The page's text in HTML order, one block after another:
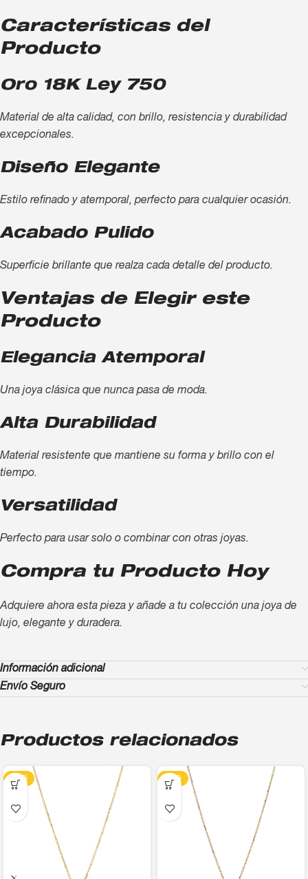
Características del
Producto
Oro 18K Ley 750
Material de alta calidad, con brillo, resistencia y durabilidad
excepcionales.
Diseño Elegante
Estilo refinado y atemporal, perfecto para cualquier ocasión.
Acabado Pulido
Superficie brillante que realza cada detalle del producto.
Ventajas de Elegir este
Producto
Elegancia Atemporal
Una joya clásica que nunca pasa de moda.
Alta Durabilidad
Material resistente que mantiene su forma y brillo con el
tiempo.
Versatilidad
Perfecto para usar solo o combinar con otras joyas.
Compra tu Producto Hoy
Adquiere ahora esta pieza y añade a tu colección una joya de
lujo, elegante y duradera.
Información adicional
Envío Seguro
Productos relacionados
-13% -13%